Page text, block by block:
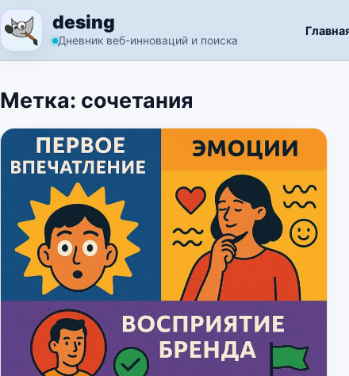
Перейти к содержимому
desing
Дневник веб-инноваций и поиска
Метка: сочетания